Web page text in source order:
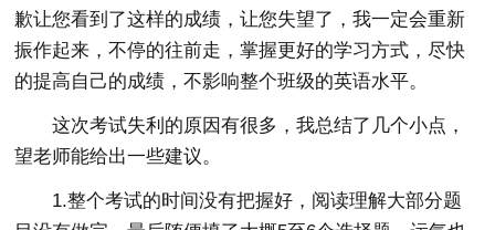
歉让您看到了这样的成绩，让您失望了，我一定会重新
振作起来，不停的往前走，掌握更好的学习方式，尽快
的提高自己的成绩，不影响整个班级的英语水平。
这次考试失利的原因有很多，我总结了几个小点，
望老师能给出一些建议。
1.整个考试的时间没有把握好，阅读理解大部分题